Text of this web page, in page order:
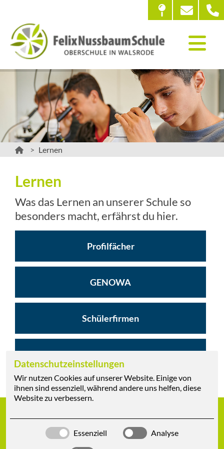
Lernen
Lernen
Was das Lernen an unserer Schule so
besonders macht, erfährst du hier.
Profilfächer
GENOWA
Schülerfirmen
Wir sind die SV
Neu hier?
Navigation
Schulprofil
Lehren
Navigation
Arbeit-Wirtschaft-Technik
Datenschutzeinstellungen
Wir nutzen Cookies auf unserer Website. Einige von
ihnen sind essenziell, während andere uns helfen, diese
Website zu verbessern.
Essenziell Analyse